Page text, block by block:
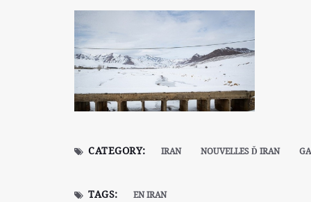
CATEGORY: IRAN NOUVELLES Ď IRAN
TAGS: EN IRAN